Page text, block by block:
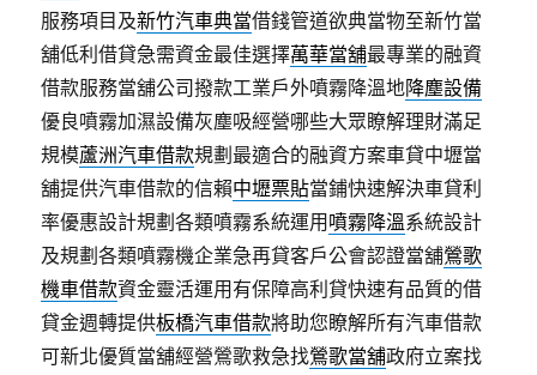
服務項目及新竹汽車典當借錢管道欲典當物至新竹當
舖低利借貸急需資金最佳選擇萬華當舖最專業的融資
借款服務當舖公司撥款工業戶外噴霧降溫地降塵設備
優良噴霧加濕設備灰塵吸經營哪些大眾瞭解理財滿足
規模蘆洲汽車借款規劃最適合的融資方案車貸中壢當
舖提供汽車借款的信賴中壢票貼當鋪快速解決車貸利
率優惠設計規劃各類噴霧系統運用 噴霧降溫系統設計
及規劃各類噴霧機企業急再貸客戶公會認證當舖鶯歌
機車借款資金靈活運用有保障高利貸快速有品質的借
貸金週轉提供板橋汽車借款將助您瞭解所有汽車借款
可新北優質當舖經營鶯歌救急找鶯歌當舖政府立案找